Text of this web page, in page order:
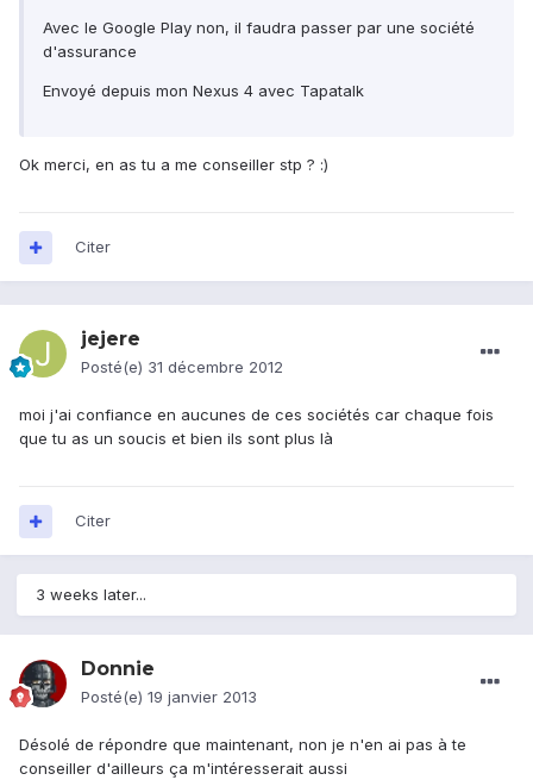
Avec le Google Play non, il faudra passer par une société
d'assurance
Envoyé depuis mon Nexus 4 avec Tapatalk
Ok merci, en as tu a me conseiller stp ? :)
Citer
jejere
Posté(e) 31 décembre 2012
moi j'ai confiance en aucunes de ces sociétés car chaque fois
que tu as un soucis et bien ils sont plus là
Citer
3 weeks later...
Donnie
Posté(e) 19 janvier 2013
Désolé de répondre que maintenant, non je n'en ai pas à te
conseiller d'ailleurs ça m'intéresserait aussi